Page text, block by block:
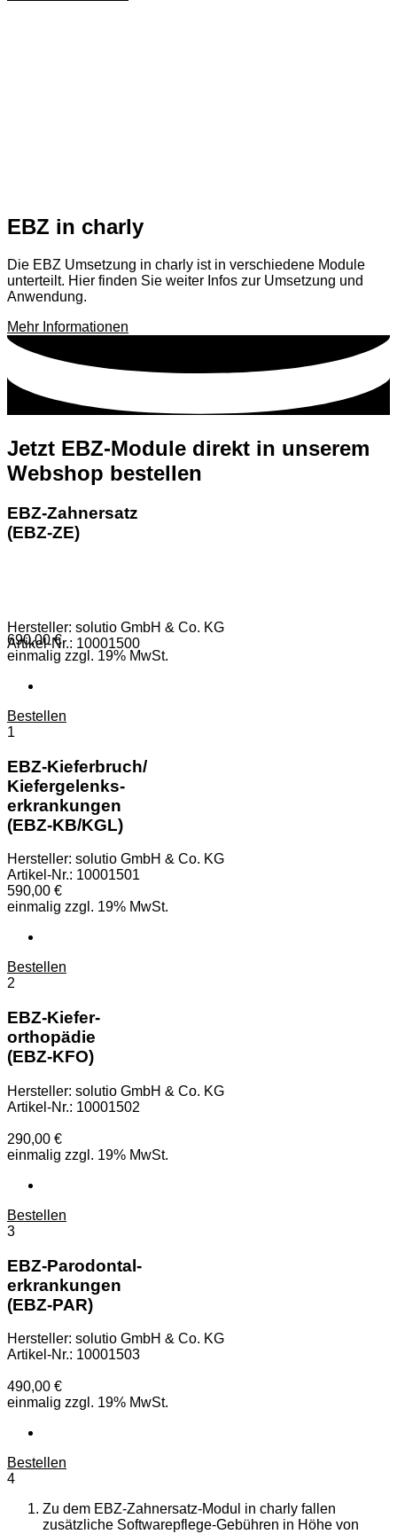
EBZ in charly
Die EBZ Umsetzung in charly ist in verschiedene Module
unterteilt. Hier finden Sie weiter Infos zur Umsetzung und
Anwendung.
Mehr Informationen
Jetzt EBZ-Module direkt in unserem
Webshop bestellen
EBZ-Zahnersatz
(EBZ-ZE)
Hersteller: solutio GmbH & Co. KG
Artikel-Nr.: 10001500
690,00 €
einmalig zzgl. 19% MwSt.
Bestellen
1
EBZ-Kieferbruch/
­Kiefergelenks-
erkrankungen
(EBZ-KB/KGL)
Hersteller: solutio GmbH & Co. KG
Artikel-Nr.: 10001501
590,00 €
einmalig zzgl. 19% MwSt.
Bestellen
2
EBZ-Kiefer-
orthopädie
(EBZ-KFO)
Hersteller: solutio GmbH & Co. KG
Artikel-Nr.: 10001502
290,00 €
einmalig zzgl. 19% MwSt.
Bestellen
3
EBZ-Parodontal-
erkrankungen
(EBZ-PAR)
Hersteller: solutio GmbH & Co. KG
Artikel-Nr.: 10001503
490,00 €
einmalig zzgl. 19% MwSt.
Bestellen
4
Zu dem EBZ-Zahnersatz-Modul in charly fallen
zusätzliche Softwarepflege-Gebühren in Höhe von